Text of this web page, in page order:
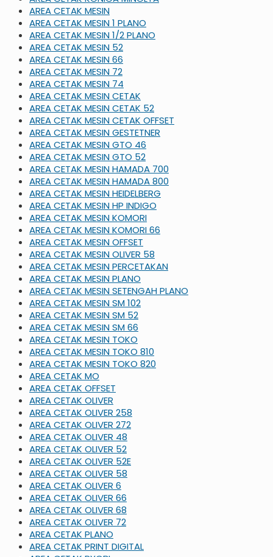
AREA CETAK MESIN
AREA CETAK MESIN 1 PLANO
AREA CETAK MESIN 1/2 PLANO
AREA CETAK MESIN 52
AREA CETAK MESIN 66
AREA CETAK MESIN 72
AREA CETAK MESIN 74
AREA CETAK MESIN CETAK
AREA CETAK MESIN CETAK 52
AREA CETAK MESIN CETAK OFFSET
AREA CETAK MESIN GESTETNER
AREA CETAK MESIN GTO 46
AREA CETAK MESIN GTO 52
AREA CETAK MESIN HAMADA 700
AREA CETAK MESIN HAMADA 800
AREA CETAK MESIN HEIDELBERG
AREA CETAK MESIN HP INDIGO
AREA CETAK MESIN KOMORI
AREA CETAK MESIN KOMORI 66
AREA CETAK MESIN OFFSET
AREA CETAK MESIN OLIVER 58
AREA CETAK MESIN PERCETAKAN
AREA CETAK MESIN PLANO
AREA CETAK MESIN SETENGAH PLANO
AREA CETAK MESIN SM 102
AREA CETAK MESIN SM 52
AREA CETAK MESIN SM 66
AREA CETAK MESIN TOKO
AREA CETAK MESIN TOKO 810
AREA CETAK MESIN TOKO 820
AREA CETAK MO
AREA CETAK OFFSET
AREA CETAK OLIVER
AREA CETAK OLIVER 258
AREA CETAK OLIVER 272
AREA CETAK OLIVER 48
AREA CETAK OLIVER 52
AREA CETAK OLIVER 52E
AREA CETAK OLIVER 58
AREA CETAK OLIVER 6
AREA CETAK OLIVER 66
AREA CETAK OLIVER 68
AREA CETAK OLIVER 72
AREA CETAK PLANO
AREA CETAK PRINT DIGITAL